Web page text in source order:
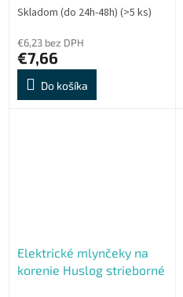
minimálne rozmery
Skladom (do 24h-48h) (>5 ks)
€6,23 bez DPH
€7,66
Do košíka
Elektrické mlynčeky na
korenie Huslog strieborné